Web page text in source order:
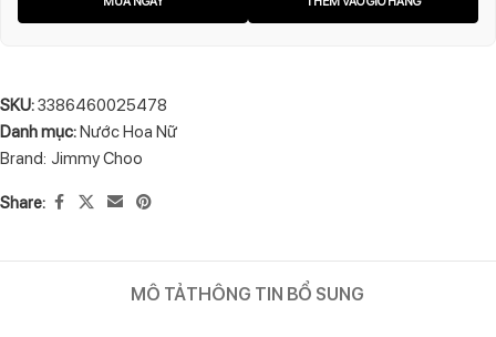
SKU:3386460025478
Danh mục:Nước Hoa Nữ
Brand: Jimmy Choo
Share:
MÔ TẢTHÔNG TIN BỔ SUNG